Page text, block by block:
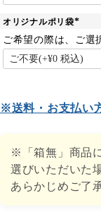
オリジナルポリ袋
必
須
)
ご希望の際は、ご選
※送料・お支払い
※「箱無」商品
選びいただいた
あらかじめご了